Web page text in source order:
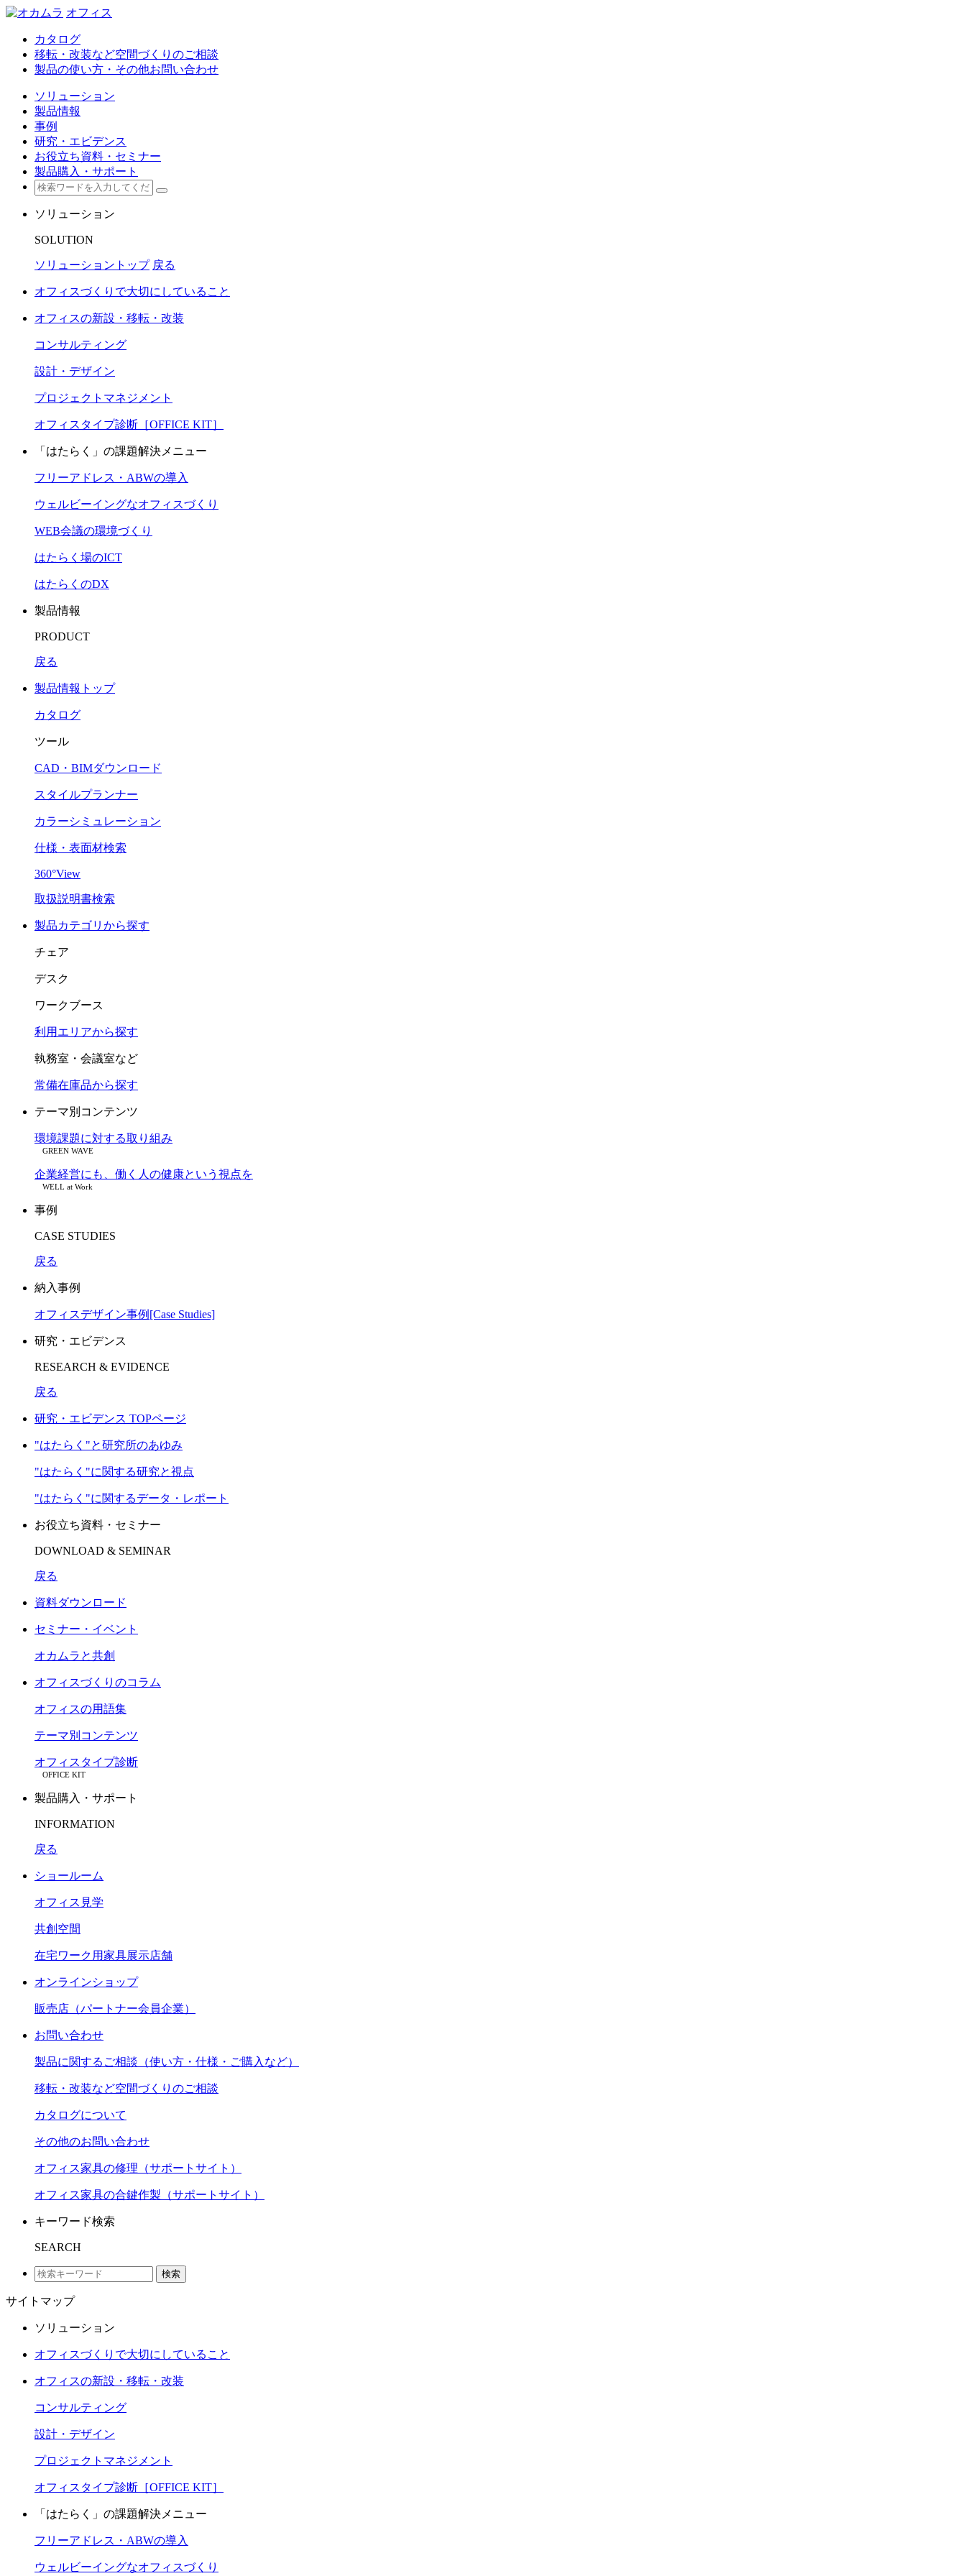
オフィス
カタログ
移転・改装など空間づくりのご相談
製品の使い方・その他お問い合わせ
ソリューション
製品情報
事例
研究・エビデンス
お役立ち資料・セミナー
製品購入・サポート
ソリューション
SOLUTION
ソリューショントップ 戻る
オフィスづくりで大切にしていること
オフィスの新設・移転・改装
コンサルティング
設計・デザイン
プロジェクトマネジメント
オフィスタイプ診断［OFFICE KIT］
「はたらく」の課題解決メニュー
フリーアドレス・ABWの導入
ウェルビーイングなオフィスづくり
WEB会議の環境づくり
はたらく場のICT
はたらくのDX
製品情報
PRODUCT
戻る
製品情報トップ
カタログ
ツール
CAD・BIMダウンロード
スタイルプランナー
カラーシミュレーション
仕様・表面材検索
360°View
取扱説明書検索
製品カテゴリから探す
チェア
デスク
ワークブース
利用エリアから探す
執務室・会議室など
常備在庫品から探す
テーマ別コンテンツ
環境課題に対する取り組み
GREEN WAVE
企業経営にも、働く人の健康という視点を
WELL at Work
事例
CASE STUDIES
戻る
納入事例
オフィスデザイン事例[Case Studies]
研究・エビデンス
RESEARCH & EVIDENCE
戻る
研究・エビデンス TOPページ
"はたらく"と研究所のあゆみ
"はたらく"に関する研究と視点
"はたらく"に関するデータ・レポート
お役立ち資料・セミナー
DOWNLOAD & SEMINAR
戻る
資料ダウンロード
セミナー・イベント
オカムラと共創
オフィスづくりのコラム
オフィスの用語集
テーマ別コンテンツ
オフィスタイプ診断
OFFICE KIT
製品購入・サポート
INFORMATION
戻る
ショールーム
オフィス見学
共創空間
在宅ワーク用家具展示店舗
オンラインショップ
販売店（パートナー会員企業）
お問い合わせ
製品に関するご相談（使い方・仕様・ご購入など）
移転・改装など空間づくりのご相談
カタログについて
その他のお問い合わせ
オフィス家具の修理（サポートサイト）
オフィス家具の合鍵作製（サポートサイト）
キーワード検索
SEARCH
検索
サイトマップ
ソリューション
オフィスづくりで大切にしていること
オフィスの新設・移転・改装
コンサルティング
設計・デザイン
プロジェクトマネジメント
オフィスタイプ診断［OFFICE KIT］
「はたらく」の課題解決メニュー
フリーアドレス・ABWの導入
ウェルビーイングなオフィスづくり